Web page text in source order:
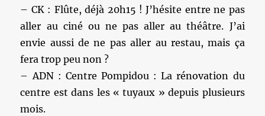
– CK : Flûte, déjà 20h15 ! J’hésite entre ne pas
aller au ciné ou ne pas aller au théâtre. J’ai
envie aussi de ne pas aller au restau, mais ça
fera trop peu non ?
– ADN : Centre Pompidou : La rénovation du
centre est dans les « tuyaux » depuis plusieurs
mois.